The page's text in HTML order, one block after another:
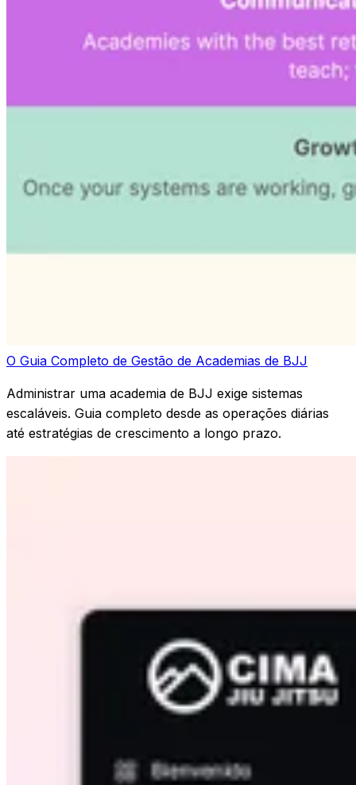
O Guia Completo de Gestão de Academias de BJJ
Administrar uma academia de BJJ exige sistemas
escaláveis. Guia completo desde as operações diárias
até estratégias de crescimento a longo prazo.